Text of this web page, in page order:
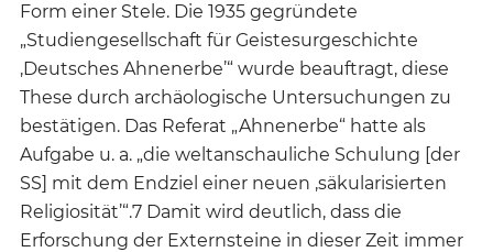
Form einer Stele. Die 1935 gegründete
„Studiengesellschaft für Geistesurgeschichte
‚Deutsches Ahnenerbe’“ wurde beauftragt, diese
These durch archäologische Untersuchungen zu
bestätigen. Das Referat „Ahnenerbe“ hatte als
Aufgabe u. a. „die weltanschauliche Schulung [der
SS] mit dem Endziel einer neuen ‚säkularisierten
Religiosität’“.7 Damit wird deutlich, dass die
Erforschung der Externsteine in dieser Zeit immer